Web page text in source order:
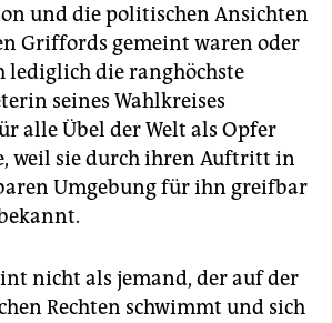
und die politischen Ansichten
Griffords gemeint waren oder
lediglich die ranghöchste
seines Wahlkreises
alle Übel der Welt als Opfer
weil sie durch ihren Auftritt in
Umgebung für ihn greifbar
nicht als jemand, der auf der
Rechten schwimmt und sich